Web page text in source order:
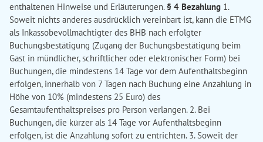
enthaltenen Hinweise und Erläuterungen.§ 4 Bezahlung 1.
Soweit nichts anderes ausdrücklich vereinbart ist, kann die ETMG
als Inkassobevollmächtigter des BHB nach erfolgter
Buchungsbestätigung (Zugang der Buchungsbestätigung beim
Gast in mündlicher, schriftlicher oder elektronischer Form) bei
Buchungen, die mindestens 14 Tage vor dem Aufenthaltsbeginn
erfolgen, innerhalb von 7 Tagen nach Buchung eine Anzahlung in
Höhe von 10% (mindestens 25 Euro) des
Gesamtaufenthaltspreises pro Person verlangen. 2. Bei
Buchungen, die kürzer als 14 Tage vor Aufenthaltsbeginn
erfolgen, ist die Anzahlung sofort zu entrichten. 3. Soweit der